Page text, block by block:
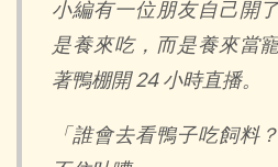
小編有一位朋友自己開
是養來吃，而是養來當
著鴨棚開 24 小時直播。
「誰會去看鴨子吃飼料